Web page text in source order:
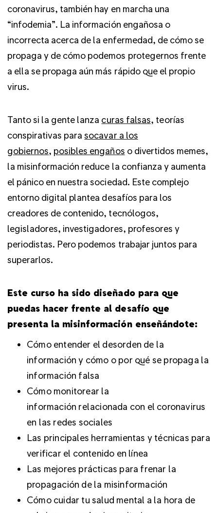
coronavirus, también hay en marcha una
“infodemia”. La información engañosa o
incorrecta acerca de la enfermedad, de cómo se
propaga y de cómo podemos protegernos frente
a ella se propaga aún más rápido que el propio
virus.
Tanto si la gente lanza curas falsas, teorías
conspirativas parasocavar a los
gobiernos, posibles engaños o divertidos memes,
la misinformación reduce la confianza y aumenta
el pánico en nuestra sociedad. Este complejo
entorno digital plantea desafíos para los
creadores de contenido, tecnólogos,
legisladores, investigadores, profesores y
periodistas. Pero podemos trabajar juntos para
superarlos.
Este curso ha sido diseñado para que
puedas hacer frente al desafío que
presenta la misinformación enseñándote:
Cómo entender el desorden de la
información y cómo o por qué se propaga la
información falsa
Cómo monitorear la
información relacionada con el coronavirus
en las redes sociales
Las principales herramientas y técnicas para
verificar el contenido en línea
Las mejores prácticas para frenar la
propagación de la misinformación
Cómo cuidar tu salud mental a la hora de